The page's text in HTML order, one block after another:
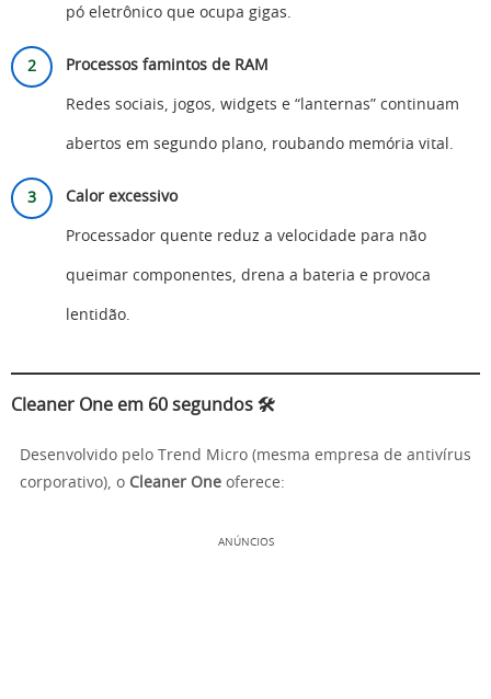
pó eletrônico que ocupa gigas.
Processos famintos de RAM
Redes sociais, jogos, widgets e “lanternas” continuam
abertos em segundo plano, roubando memória vital.
Calor excessivo
Processador quente reduz a velocidade para não
queimar componentes, drena a bateria e provoca
lentidão.
Cleaner One em 60 segundos 🛠️
Desenvolvido pelo Trend Micro (mesma empresa de antivírus
corporativo), o Cleaner One oferece:
ANÚNCIOS